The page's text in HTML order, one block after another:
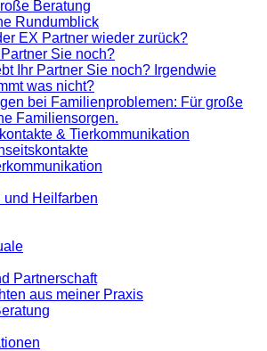
Beratung
Rundumblick
EX Partner wieder zurück?
Sie noch?
Ihr Partner Sie noch? Irgendwie
was nicht?
bei Familienproblemen: Für große
Familiensorgen.
& Tierkommunikation
und Heilfarben
Partnerschaft
aus meiner Praxis